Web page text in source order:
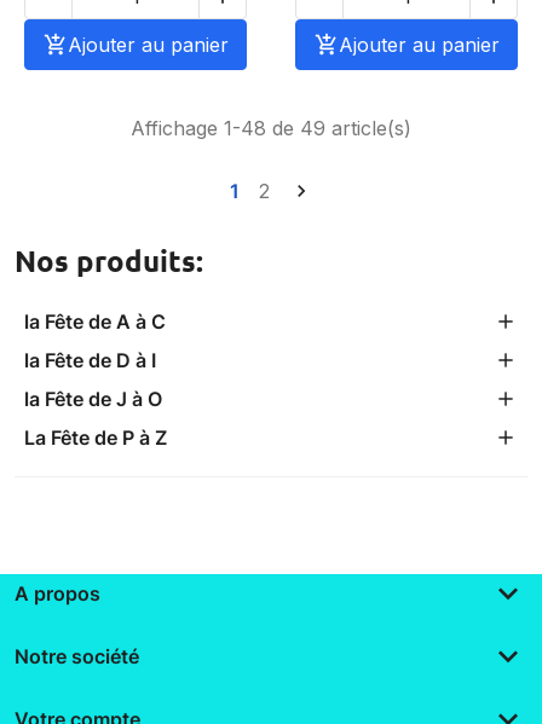
Nos produits:
la Fête de A à C
la Fête de D à I
la Fête de J à O
La Fête de P à Z
Ajouter au panier
Ajouter au panier
Affichage 1-48 de 49 article(s)
1 2 
A propos keyboard_arrow_down
Notre société keyboard_arrow_down
Votre compte